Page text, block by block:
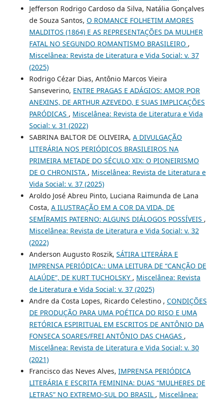
Jefferson Rodrigo Cardoso da Silva, Natália Gonçalves
de Souza Santos, O ROMANCE FOLHETIM AMORES
MALDITOS (1864) E AS REPRESENTAÇÕES DA MULHER
FATAL NO SEGUNDO ROMANTISMO BRASILEIRO ,
Miscelânea: Revista de Literatura e Vida Social: v. 37
(2025)
Rodrigo Cézar Dias, Antônio Marcos Vieira
Sanseverino, ENTRE PRAGAS E ADÁGIOS: AMOR POR
ANEXINS, DE ARTHUR AZEVEDO, E SUAS IMPLICAÇÕES
PARÓDICAS , Miscelânea: Revista de Literatura e Vida
Social: v. 31 (2022)
SABRINA BALTOR DE OLIVEIRA, A DIVULGAÇÃO
LITERÁRIA NOS PERIÓDICOS BRASILEIROS NA
PRIMEIRA METADE DO SÉCULO XIX: O PIONEIRISMO
DE O CHRONISTA , Miscelânea: Revista de Literatura e
Vida Social: v. 37 (2025)
Aroldo José Abreu Pinto, Luciana Raimunda de Lana
Costa, A ILUSTRAÇÃO EM A COR DA VIDA, DE
SEMÍRAMIS PATERNO: ALGUNS DIÁLOGOS POSSÍVEIS ,
Miscelânea: Revista de Literatura e Vida Social: v. 32
(2022)
Anderson Augusto Roszik, SÁTIRA LITERÁRA E
IMPRENSA PERIÓDICA:: UMA LEITURA DE “CANÇÃO DE
ALAÚDE”, DE KURT TUCHOLSKY , Miscelânea: Revista
de Literatura e Vida Social: v. 37 (2025)
Andre da Costa Lopes, Ricardo Celestino , CONDIÇÕES
DE PRODUÇÃO PARA UMA POÉTICA DO RISO E UMA
RETÓRICA ESPIRITUAL EM ESCRITOS DE ANTÔNIO DA
FONSECA SOARES/FREI ANTÔNIO DAS CHAGAS ,
Miscelânea: Revista de Literatura e Vida Social: v. 30
(2021)
Francisco das Neves Alves, IMPRENSA PERIÓDICA
LITERÁRIA E ESCRITA FEMININA: DUAS “MULHERES DE
LETRAS” NO EXTREMO-SUL DO BRASIL , Miscelânea: